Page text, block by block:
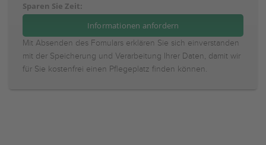
Sparen Sie Zeit:
Mit Absenden des Fomulars erklären Sie sich einverstanden
mit der Speicherung und Verarbeitung Ihrer Daten, damit wir
für Sie kostenfrei einen Pflegeplatz finden können.